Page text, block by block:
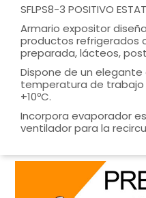
SFLPS8-3 POSITIVO
Armario expositor
productos refrigerados
preparada, lácteos,
Dispone de un elegante
temperatura de trabajo
+10ºC.
Incorpora evaporador
ventilador para la